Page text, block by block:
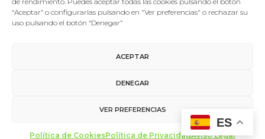
“Aceptar” o configurarlas pulsando en "Ver preferencias" o rechazar su
uso pulsando el botón “Denegar”
ACEPTAR
DENEGAR
VER PREFERENCIAS
Política de CookiesPolítica de PrivacidadAviso Legal
Destacados intelectuales internacionales reflexionarán
sobre identidad y fronteras en el II Foro de la Cultura
ES